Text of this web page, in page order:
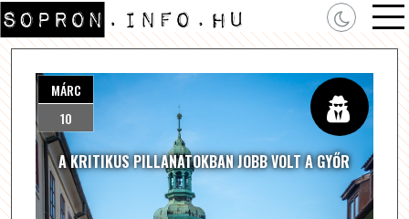
A KRITIKUS PILLANATOKBAN JOBB VOLT A GYŐR
MÁRC
10